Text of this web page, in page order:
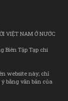
VIỆT NAM Ở NƯỚC
Biên Tập Tạp chí
website này; chỉ
bằng văn bản của